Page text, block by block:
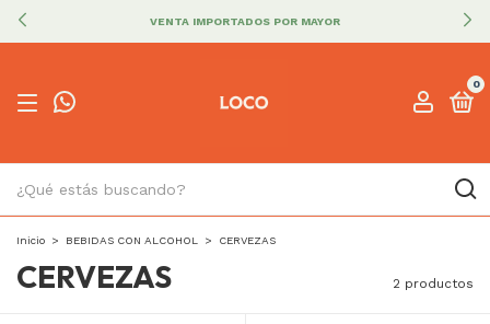
VENTA IMPORTADOS POR MAYOR
0
Inicio > BEBIDAS CON ALCOHOL > CERVEZAS
CERVEZAS 2 productos